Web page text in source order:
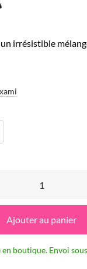
irrésistible
Ajouter au panier
boutique. Envoi